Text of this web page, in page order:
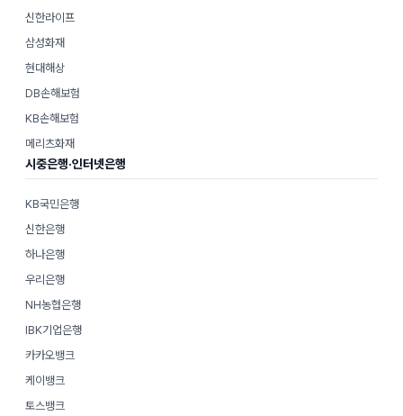
신한라이프
삼성화재
현대해상
DB손해보험
KB손해보험
메리츠화재
시중은행·인터넷은행
KB국민은행
신한은행
하나은행
우리은행
NH농협은행
IBK기업은행
카카오뱅크
케이뱅크
토스뱅크